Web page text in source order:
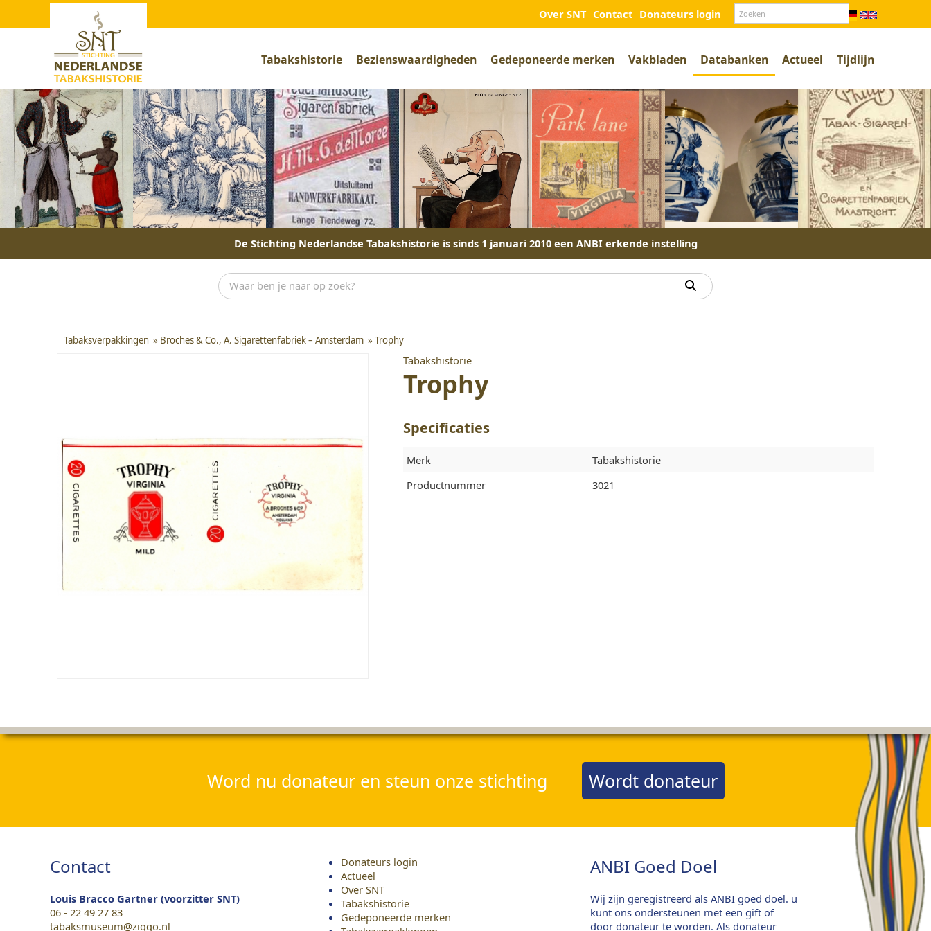
Over SNT Contact Donateurs login
Tabakshistorie Bezienswaardigheden Gedeponeerde merken Vakbladen Databanken Actueel Tijdlijn
De Stichting Nederlandse Tabakshistorie is sinds 1 januari 2010 een ANBI erkende instelling
Tabaksverpakkingen » Broches & Co., A. Sigarettenfabriek – Amsterdam » Trophy
Tabakshistorie
Trophy
Specificaties
Merk
Tabakshistorie
Productnummer
3021
Word nu donateur en steun onze stichting Wordt donateur
Contact
Louis Bracco Gartner (voorzitter SNT)
06 - 22 49 27 83
tabaksmuseum@ziggo.nl
Donateurs login
Actueel
Over SNT
Tabakshistorie
Gedeponeerde merken
ANBI Goed Doel
Wij zijn geregistreerd als ANBI goed doel. u
kunt ons ondersteunen met een gift of
door donateur te worden. Als donateur